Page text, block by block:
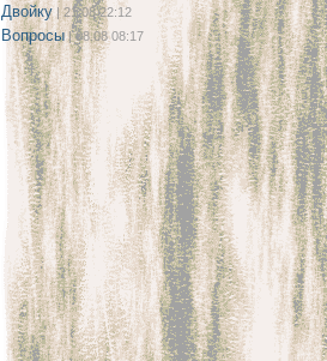
Двойку| 21.08 22:12
Вопросы| 08.08 08:17